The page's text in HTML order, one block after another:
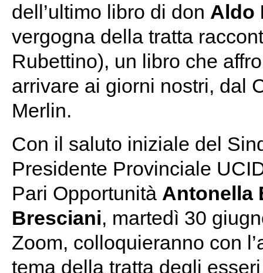
dell’ultimo libro di don Aldo
vergogna della tratta
Rubettino), un libro che
arrivare ai giorni nostri, dal
Merlin.
Con il saluto iniziale del
Presidente Provinciale
Pari Opportunità Antonella
Bresciani, martedì 30
Zoom, colloquieranno con
tema della tratta degli